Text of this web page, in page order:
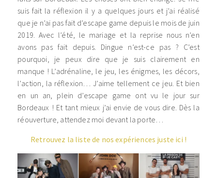
suis fait la réflexion il y a quelques jours et j’ai réalisé
que je n’ai pas fait d’escape game depuis le mois de juin
2019. Avec l’été, le mariage et la reprise nous n’en
avons pas fait depuis. Dingue n’est-ce pas ? C’est
pourquoi, je peux dire que je suis clairement en
manque ! L’adrénaline, le jeu, les énigmes, les décors,
l’action, la réflexion… J’aime tellement ce jeu. Et bien
en un an, plein d’escape game ont vu le jour sur
Bordeaux ! Et tant mieux j’ai envie de vous dire. Dès la
réouverture, attendez moi devant la porte…
Retrouvez la liste de nos expériences juste ici !